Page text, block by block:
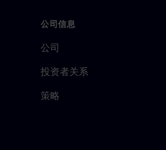
公司信息
公司
投资者关系
策略